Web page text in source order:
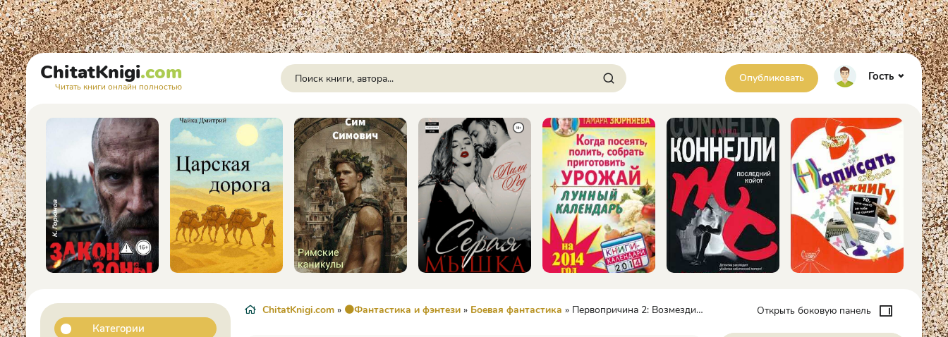
ChitatKnigi.com
Читать книги онлайн полностью
Опубликовать Гость
Категории
ChitatKnigi.com » 🟠Фантастика и фэнтези » Боевая фантастика » Первопричина 2: Возмездие Красного Медведя - Артём Соболь Открыть боковую панель